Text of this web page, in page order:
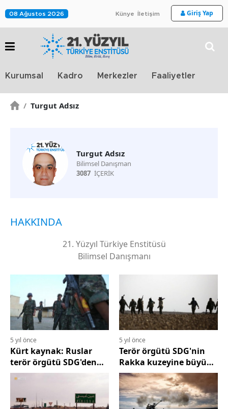
08 Ağustos 2026 Künye İletişim Giriş Yap
Kurumsal Kadro Merkezler Faaliyetler
/ Turgut Adsız
Turgut Adsız
Bilimsel Danışman
3087 İÇERİK
HAKKINDA
21. Yüzyıl Türkiye Enstitüsü
Bilimsel Danışmanı
5 yıl önce
Kürt kaynak: Ruslar
terör örgütü SDG'den
Ain İssa'nın rejime
5 yıl önce
Terör örgütü SDG'nin
Rakka kuzeyine büyük
takviyeleri